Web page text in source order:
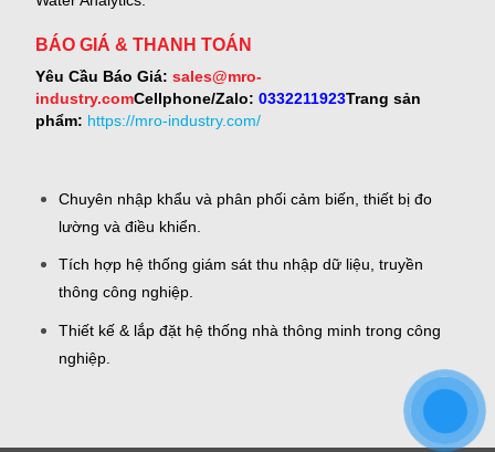
BÁO GIÁ & THANH TOÁN
Yêu Cầu Báo Giá: sales@mro-
industry.comCellphone/Zalo: 0332211923Trang sản
phẩm: https://mro-industry.com/
Chuyên nhập khẩu và phân phối cảm biến, thiết bị đo
lường và điều khiển.
Tích hợp hệ thống giám sát thu nhập dữ liệu, truyền
thông công nghiệp.
Thiết kế & lắp đặt hệ thống nhà thông minh trong công
nghiệp.